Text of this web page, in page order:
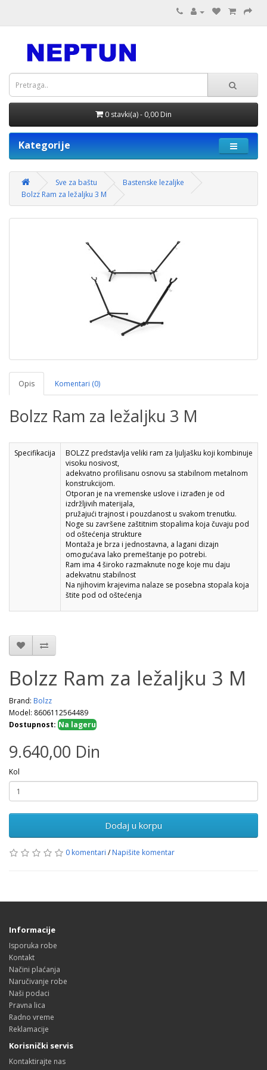
0 stavki(a) - 0,00 Din
Kategorije
Sve za baštu
Bastenske lezaljke
Bolzz Ram za ležaljku 3 M
Opis Komentari (0)
Bolzz Ram za ležaljku 3 M
Specifikacija BOLZZ predstavlja veliki ram za ljuljašku koji kombinuje
visoku nosivost,
adekvatno profilisanu osnovu sa stabilnom metalnom
konstrukcijom.
Otporan je na vremenske uslove i izrađen je od
izdržljivih materijala,
pružajući trajnost i pouzdanost u svakom trenutku.
Noge su završene zaštitnim stopalima koja čuvaju pod
od oštećenja strukture
Montaža je brza i jednostavna, a lagani dizajn
omogućava lako premeštanje po potrebi.
Ram ima 4 široko razmaknute noge koje mu daju
adekvatnu stabilnost
Na njihovim krajevima nalaze se posebna stopala koja
štite pod od oštećenja
Bolzz Ram za ležaljku 3 M
Brand: Bolzz
Model: 8606112564489
Dostupnost: Na lageru
9.640,00 Din
Kol
Dodaj u korpu
0 komentari /Napišite komentar
Informacije
Isporuka robe
Kontakt
Načini plaćanja
Naručivanje robe
Naši podaci
Pravna lica
Radno vreme
Reklamacije
Korisnički servis
Kontaktirajte nas